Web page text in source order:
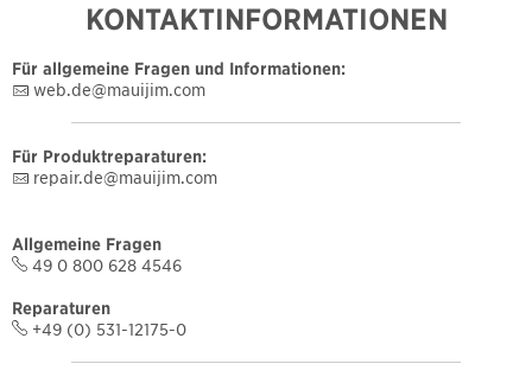
KONTAKTINFORMATIONEN
Für allgemeine Fragen und Informationen:
web.de@mauijim.com
Für Produktreparaturen:
repair.de@mauijim.com
Allgemeine Fragen
49 0 800 628 4546
Reparaturen
+49 (0) 531-12175-0